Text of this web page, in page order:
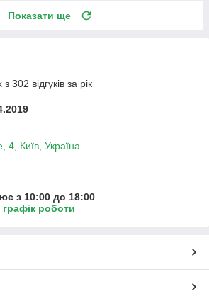
Показати ще
302 відгуків за рік
4, Київ, Україна
з 10:00 до 18:00
роботи